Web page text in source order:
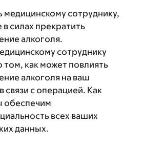
сотруднику,
в силах прекратить
алкоголя.
сотруднику
том, как может повлиять
алкоголя на ваш
связи с операцией. Как
обеспечим
всех ваших
данных.